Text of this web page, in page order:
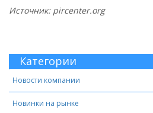
Источник: pircenter.org
Категории
Новости компании
Новинки на рынке